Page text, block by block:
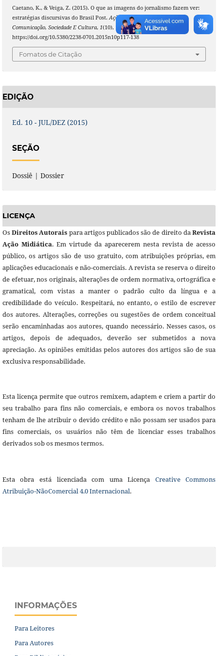
Caetano, K., & Veiga, Z. (2015). O que as imagens do jornalismo fazem ver:
estratégias discursivas do Brasil Post. Ação Midiática – Estudos Em
Comunicação, Sociedade E Cultura, 1(10), 117–138.
https://doi.org/10.5380/2238-0701.2015n10p117-138
Fomatos de Citação
EDIÇÃO
Ed. 10 - JUL/DEZ (2015)
SEÇÃO
Dossiê | Dossier
LICENÇA
OsDireitos Autorais para artigos publicados são de direito daRevista
Ação Midiática. Em virtude da aparecerem nesta revista de acesso
público, os artigos são de uso gratuito, com atribuições próprias, em
aplicações educacionais e não-comerciais. A revista se reserva o direito
de efetuar, nos originais, alterações de ordem normativa, ortográfica e
gramatical, com vistas a manter o padrão culto da língua e a
credibilidade do veículo. Respeitará, no entanto, o estilo de escrever
dos autores. Alterações, correções ou sugestões de ordem conceitual
serão encaminhadas aos autores, quando necessário. Nesses casos, os
artigos, depois de adequados, deverão ser submetidos a nova
apreciação. As opiniões emitidas pelos autores dos artigos são de sua
exclusiva responsabilidade.
Esta licença permite que outros remixem, adaptem e criem a partir do
seu trabalho para fins não comerciais, e embora os novos trabalhos
tenham de lhe atribuir o devido crédito e não possam ser usados para
fins comerciais, os usuários não têm de licenciar esses trabalhos
derivados sob os mesmos termos.
Esta obra está licenciada com uma Licença Creative Commons
Atribuição-NãoComercial 4.0 Internacional.
INFORMAÇÕES
Para Leitores
Para Autores